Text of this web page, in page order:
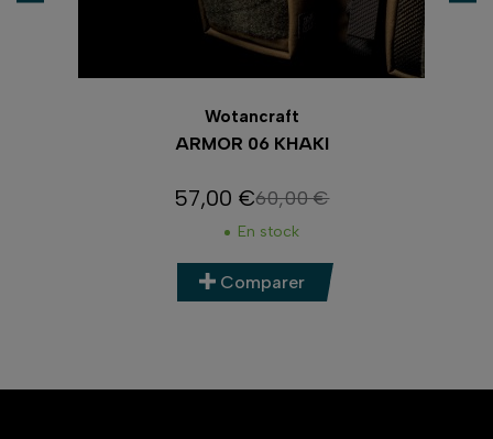
Wotancraft
ARMOR 06 KHAKI
Prix
57,00 €Prix de base
60,00 €
En stock
Comparer